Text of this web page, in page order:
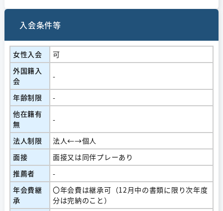
入会条件等
女性入会
可
外国籍入
会
-
年齢制限
-
他在籍有
無
-
法人制限
法人←→個人
面接
面接又は同伴プレーあり
推薦者
-
年会費継
承
〇年会費は継承可（12月中の書類に限り次年度
分は完納のこと）